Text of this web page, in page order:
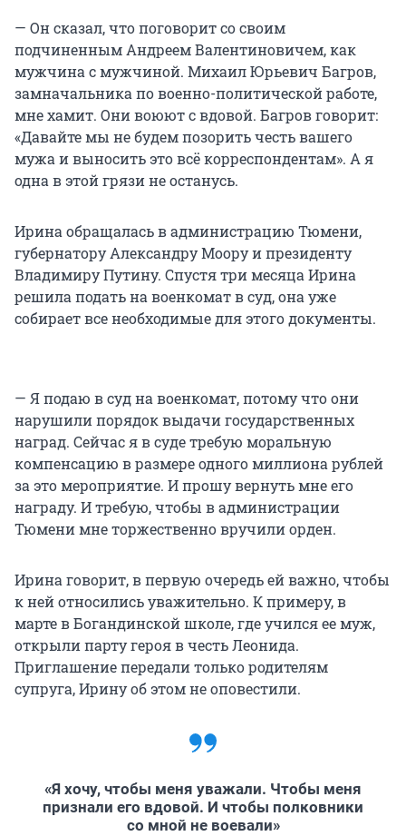
— Он сказал, что поговорит со своим
подчиненным Андреем Валентиновичем, как
мужчина с мужчиной. Михаил Юрьевич Багров,
замначальника по военно-политической работе,
мне хамит. Они воюют с вдовой. Багров говорит:
«Давайте мы не будем позорить честь вашего
мужа и выносить это всё корреспондентам». А я
одна в этой грязи не останусь.
Ирина обращалась в администрацию Тюмени,
губернатору Александру Моору и президенту
Владимиру Путину. Спустя три месяца Ирина
решила подать на военкомат в суд, она уже
собирает все необходимые для этого документы.
— Я подаю в суд на военкомат, потому что они
нарушили порядок выдачи государственных
наград. Сейчас я в суде требую моральную
компенсацию в размере одного миллиона рублей
за это мероприятие. И прошу вернуть мне его
награду. И требую, чтобы в администрации
Тюмени мне торжественно вручили орден.
Ирина говорит, в первую очередь ей важно, чтобы
к ней относились уважительно. К примеру, в
марте в Богандинской школе, где учился ее муж,
открыли парту героя в честь Леонида.
Приглашение передали только родителям
супруга, Ирину об этом не оповестили.
«Я хочу, чтобы меня уважали. Чтобы меня
признали его вдовой. И чтобы полковники
со мной не воевали»